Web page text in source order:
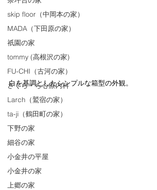
skip floor（中岡本の家）
MADA（下田原の家）
祇園の家
tommy (高根沢の家)
FU-CHI（古河の家）
さくら・ら心療内科
Larch（鷲宿の家）
ta-ji（鶴田町の家）
下野の家
細谷の家
小金井の平屋
小金井の家
上郷の家
白を基調としたシンプルな箱型の外観。